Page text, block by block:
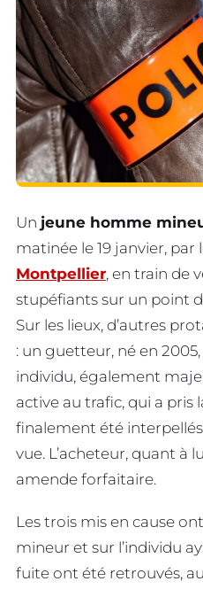
Un jeune homme
matinée le 19 janvier, par
Montpellier, en train de
stupéfiants sur un point
Sur les lieux, d’autres
: un guetteur, né en
individu, également
active au trafic, qui a pris
finalement été
vue. L’acheteur, quant à
amende forfaitaire.
Les trois mis en cause
mineur et sur l’individu
fuite ont été retrouvés,